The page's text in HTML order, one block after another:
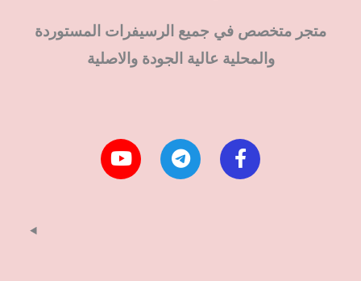
متجر متخصص في جميع الرسيفرات المستوردة
والمحلية عالية الجودة والاصلية